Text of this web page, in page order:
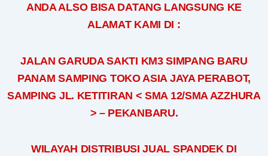
ANDA ALSO BISA DATANG LANGSUNG KE
ALAMAT KAMI DI :
JALAN GARUDA SAKTI KM3 SIMPANG BARU
PANAM SAMPING TOKO ASIA JAYA PERABOT,
SAMPING JL. KETITIRAN < SMA 12/SMA AZZHURA
> – PEKANBARU.
WILAYAH DISTRIBUSI JUAL SPANDEK DI